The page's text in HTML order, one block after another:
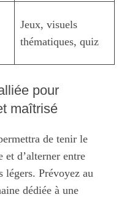
Jeux, visuels
thématiques, quiz
pour
maîtrisé
de tenir le
et d’alterner entre
légers. Prévoyez au
dédiée à une